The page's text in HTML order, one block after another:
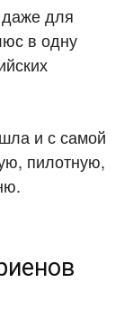
для
в одну
и с самой
пилотную,